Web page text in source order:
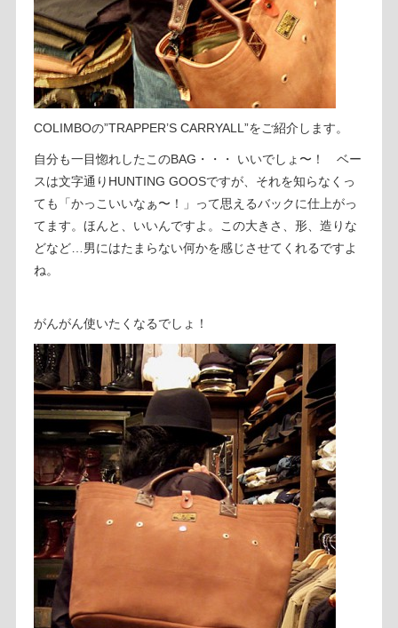
COLIMBOの”TRAPPER’S CARRYALL”をご紹介します。
自分も一目惚れしたこのBAG・・・ いいでしょ〜！ ベー
スは文字通りHUNTING GOOSですが、それを知らなくっ
ても「かっこいいなぁ〜！」って思えるバックに仕上がっ
てます。ほんと、いいんですよ。この大きさ、形、造りな
どなど…男にはたまらない何かを感じさせてくれるですよ
ね。
がんがん使いたくなるでしょ！